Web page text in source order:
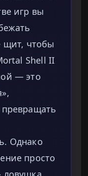
игр вы
щит, чтобы
Shell II
— это
Однако
просто